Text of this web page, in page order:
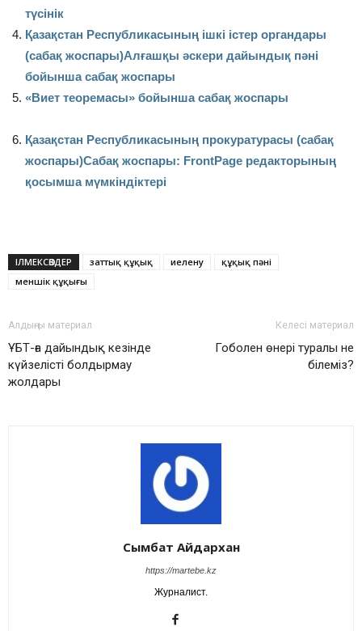
түсінік
Қазақстан Республикасының ішкі істер органдары
(сабақ жоспары)Алғашқы әскери дайындық пәні
бойынша сабақ жоспары
«Виет теоремасы» бойынша сабақ жоспары
Қазақстан Республикасының прокуратурасы (сабақ
жоспары)Сабақ жоспары: FrontPage редакторының
қосымша мүмкіндіктері
ІЛМЕКСӨЗДЕР заттық құқық иелену
құқық пәні
меншік құқығы
Алдыңғы материал
ҰБТ-ға дайындық кезінде
күйзелісті болдырмау
жолдары
Келесі материал
Гоболен өнері туралы не
білеміз?
Сымбат Айдархан
https://martebe.kz
Журналист.